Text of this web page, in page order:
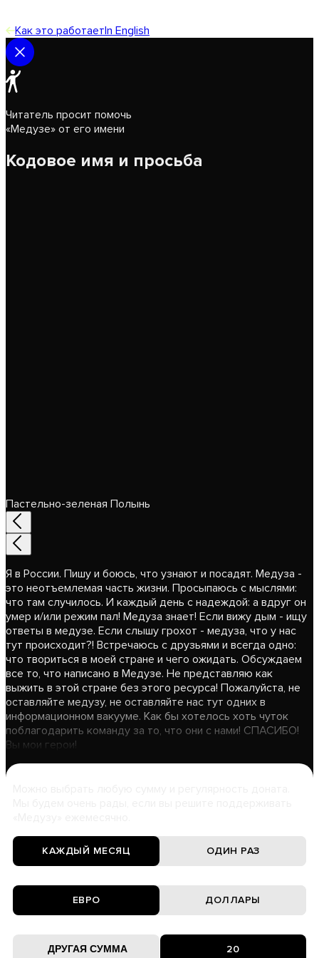
Как это работаетIn English
Читатель просит помочь
«Медузе» от его имени
Кодовое имя и просьба
Пастельно-зеленая Полынь
Я в России. Пишу и боюсь, что узнают и посадят. Медуза -
это неотъемлемая часть жизни. Просыпаюсь с мыслями:
что там случилось. И каждый день с надеждой: а вдруг он
умер и/или режим пал! Медуза знает! Если вижу дым - ищу
ответы в медузе. Если слышу грохот - медуза, что у нас
тут происходит?! Встречаюсь с друзьями и всегда одно:
что твориться в моей стране и чего ожидать. Обсуждаем
все то, что написано в Медузе. Не представляю как
выжить в этой стране без этого ресурса! Пожалуйста, не
оставляйте медузу, не оставляйте нас тут одних в
информационном вакууме. Как бы хотелось хоть чуток
поблагодарить команду за то, что они с нами! СПАСИБО!
Вы мои герои!
КАЖДЫЙ МЕСЯЦ ОДИН РАЗ
ЕВРО ДОЛЛАРЫ
20